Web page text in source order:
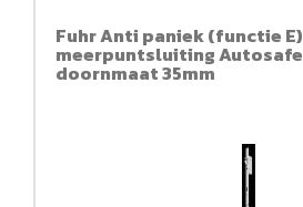
Fuhr Anti paniek (functie E)
meerpuntsluiting Autosafe
doornmaat 35mm